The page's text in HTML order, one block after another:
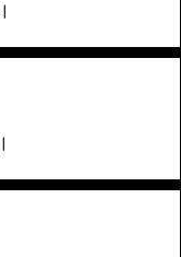
|
|